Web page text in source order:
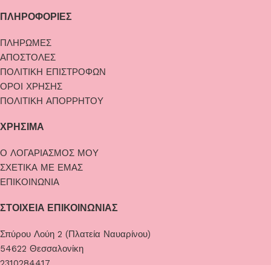
ΠΛΗΡΟΦΟΡΙΕΣ
ΠΛΗΡΩΜΕΣ
ΑΠΟΣΤΟΛΕΣ
ΠΟΛΙΤΙΚΗ ΕΠΙΣΤΡΟΦΩΝ
ΟΡΟΙ ΧΡΗΣΗΣ
ΠΟΛΙΤΙΚΗ ΑΠΟΡΡΗΤΟΥ
ΧΡΗΣΙΜΑ
Ο ΛΟΓΑΡΙΑΣΜΟΣ ΜΟΥ
ΣΧΕΤΙΚΑ ΜΕ ΕΜΑΣ
ΕΠΙΚΟΙΝΩΝΙΑ
ΣΤΟΙΧΕΙΑ ΕΠΙΚΟΙΝΩΝΙΑΣ
Σπύρου Λούη 2 (Πλατεία Ναυαρίνου)
54622 Θεσσαλονίκη